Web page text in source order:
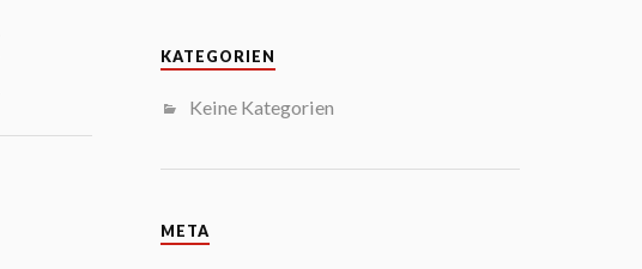
KATEGORIEN
Keine Kategorien
META